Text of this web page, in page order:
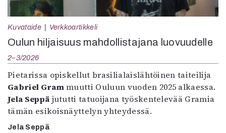
Kuvataide Verkkoartikkeli
Oulun hiljaisuus mahdollistajana luovuudelle
2–3/2026
Pietarissa opiskellut brasilialaislähtöinen taiteilija
Gabriel Grammuutti Ouluun vuoden 2025 alkaessa.
Jela Seppä jututti tatuoijana työskentelevää Gramia
tämän esikoisnäyttelyn yhteydessä.
Jela Seppä